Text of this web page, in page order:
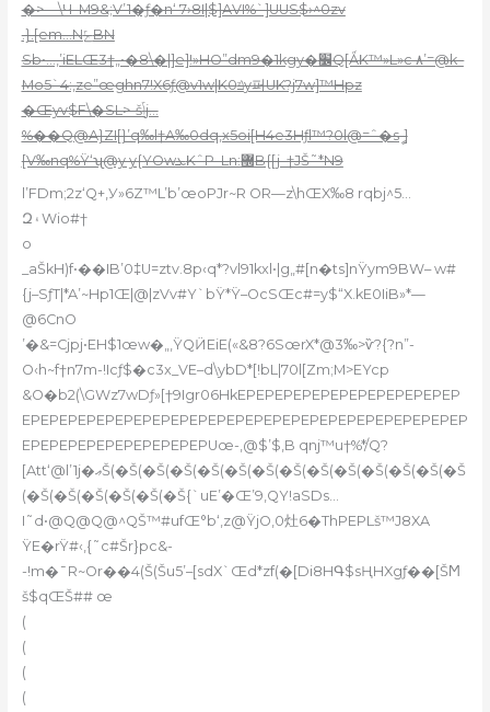
�>—\Ч–M9&;V’1�ƒ�n‘ 7›8I|$]AVI%`]UUS$›^0zv
.}.[em…NݻBN
Sb•…,’iELŒ3†„•�8\�|]e]!»HO”dm9�1kgy�׼Q[ǺK™»L»c ۸’=@k–
Mo5`4:‚ze”œghn7!X6ƒ@v1w|K0ݿy퍼UK?j7w]™Hpz
�Œyv$F\�SL>-šݴj…
%��Q@A}ZI[}’q‰l†A‰0dq,x5oi[H4e3Hƒl™?0l@=ˆ�sީ ]
[V‰nq%Ÿ‘ʯ@y y{YOwܥKˆP–Ln:޽B{[j–†JŠ˜*N9
l’FDm;2z‘Q+‚У»6Z™L’b’œoPJr~R OR—z\hŒX‰8 rqbj^5…
Զ۽Wio#†
o
_aŠkH)f•��IB’0‡U=ztv.8p‹q*?vl91kxl•|g„#[n�ts]nŸym9BW– w#
{j–SƒT|*A’~Hp1Œ|@|zVv#Y`bŸ*Ÿ–OcSŒc#=y$“X.kE0IiB»*—
@6CnO
’�&=Cjpj•EH$1œw�„,ŸQӤEiE(«&8?6SœrX*@3‰>ѷ?{?n”-
O‹h~f†n7m-!Icƒ$�c3x_VE–d\ybD*[!bL|70l[Zm;M>EYcp
&O�b2(\GWz7wDƒ»[†9Igr06HkEPEPEPEPEPEPEPEPEPEPEPEP
EPEPEPEPEPEPEPEPEPEPEPEPEPEPEPEPEPEPEPEPEPEPEPEP
EPEPEPEPEPEPEPEPEPEPUœ-,@$’$‚B qnj™u†%*/Q?
[Att‘@l’1j�ޢŠ(�Š(�Š(�Š(�Š(�Š(�Š(�Š(�Š(�Š(�Š(�Š(�Š(�Š
(�Š(�Š(�Š(�Š(�Š(�Š{`uE’�Œ’9,QY!aSDs…
I˜d•@Q@Q@^QŠ™#ufŒ°b‘‚z@ŸjO,0灶6�ThPEPLš™J8XA
ŸE�rŸ#‹‚{˜c#Šr}pc&-
-!m�¯R~Or��4(Š(Šu5’–[sdX`Œd*zf(�[Di8HԳ$sҢHXgƒ��[ŠϺ
š$qŒŠ## œ
(
(
(
(